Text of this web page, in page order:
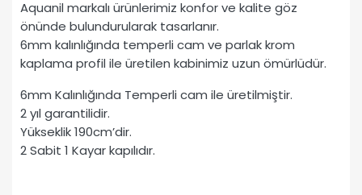
Aquanil markalı ürünlerimiz konfor ve kalite göz
önünde bulundurularak tasarlanır.
6mm kalınlığında temperli cam ve parlak krom
kaplama profil ile üretilen kabinimiz uzun ömürlüdür.
6mm Kalınlığında Temperli cam ile üretilmiştir.
2 yıl garantilidir.
Yükseklik 190cm’dir.
2 Sabit 1 Kayar kapılıdır.